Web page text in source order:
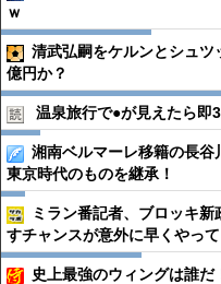
ｗ
清武弘嗣をケルンとシュ
億円か？
温泉旅行で●︎が見えたら即
湘南ベルマーレ移籍の長
東京時代のものを継承！
ミラン番記者、ブロッキ
すチャンスが意外に早くやっ
史上最強のウィングは誰だ